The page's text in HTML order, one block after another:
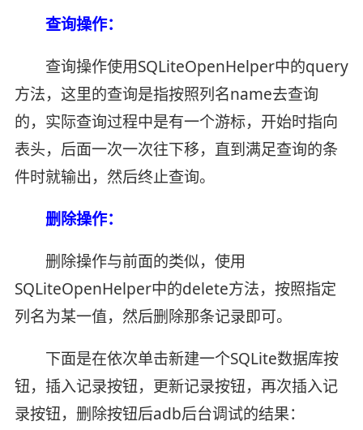
查询操作：
查询操作使用SQLiteOpenHelper中的query
方法，这里的查询是指按照列名name去查询
的，实际查询过程中是有一个游标，开始时指向
表头，后面一次一次往下移，直到满足查询的条
件时就输出，然后终止查询。
删除操作：
删除操作与前面的类似，使用
SQLiteOpenHelper中的delete方法，按照指定
列名为某一值，然后删除那条记录即可。
下面是在依次单击新建一个SQLite数据库按
钮，插入记录按钮，更新记录按钮，再次插入记
录按钮，删除按钮后adb后台调试的结果：